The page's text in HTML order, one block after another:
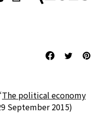
The political economy
September 2015)